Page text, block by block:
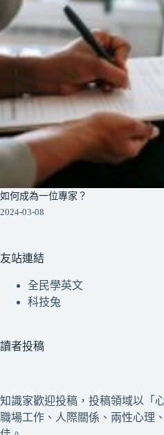
如何成為一位專家？
2024-03-08
友站連結
全民學英文
科技兔
讀者投稿
知識家歡迎投稿，投稿領域以「
職場工作、人際關係、兩性心理